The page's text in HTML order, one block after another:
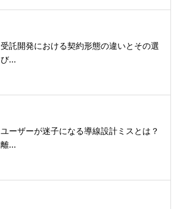
受託開発における契約形態の違いとその選
び...
ユーザーが迷子になる導線設計ミスとは？
離...